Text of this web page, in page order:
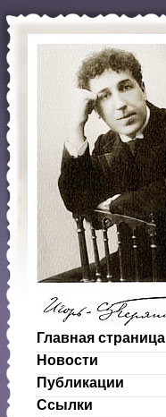
Главная страница
Новости
Публикации
Ссылки